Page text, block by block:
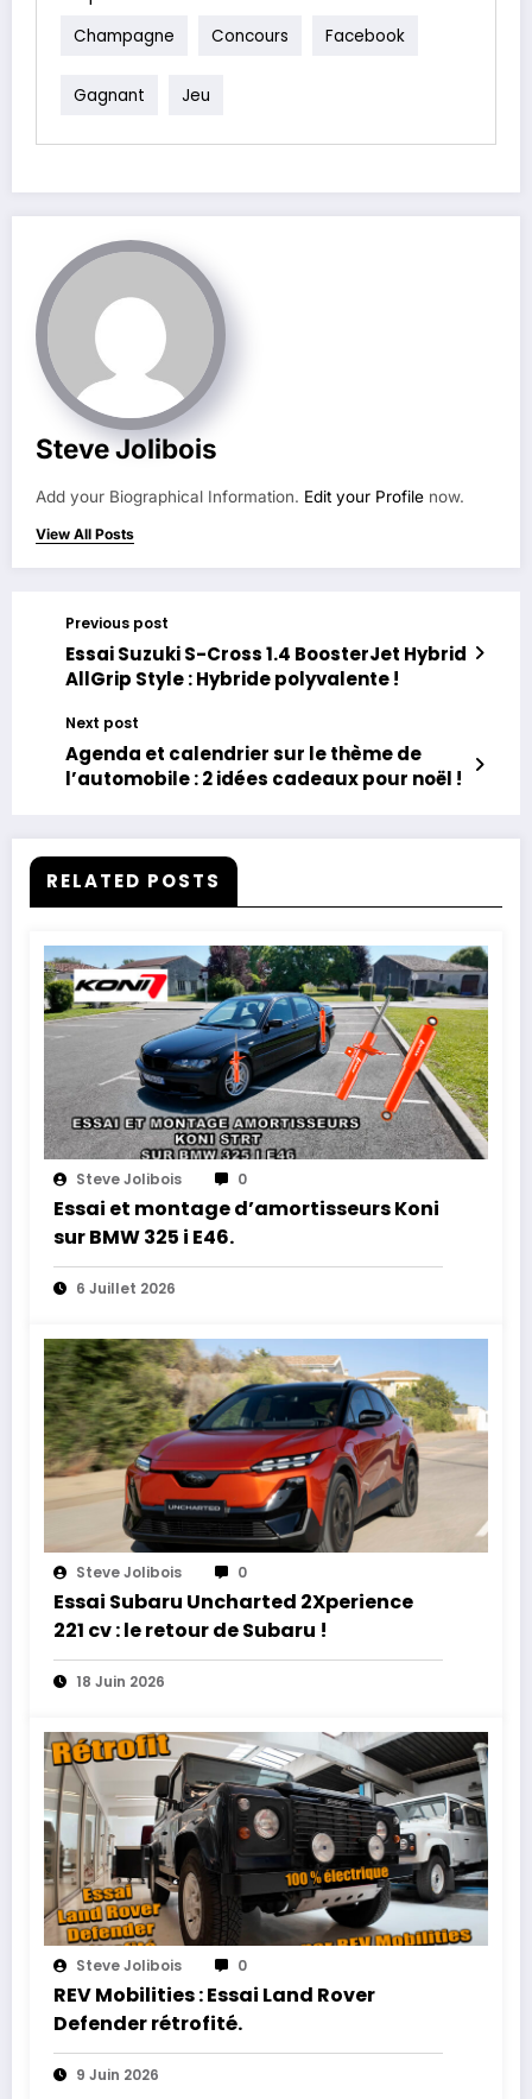
Champagne Concours Facebook
Gagnant Jeu
Steve Jolibois
Add your Biographical Information. Edit your Profile now.
View All Posts
Previous post
Essai Suzuki S-Cross 1.4 BoosterJet Hybrid
AllGrip Style : Hybride polyvalente !
Next post
Agenda et calendrier sur le thème de
l’automobile : 2 idées cadeaux pour noël !
RELATED POSTS
Steve Jolibois 0
Essai et montage d’amortisseurs Koni
sur BMW 325 i E46.
6 Juillet 2026
Steve Jolibois 0
Essai Subaru Uncharted 2Xperience
221 cv : le retour de Subaru !
18 Juin 2026
Steve Jolibois 0
REV Mobilities : Essai Land Rover
Defender rétrofité.
9 Juin 2026